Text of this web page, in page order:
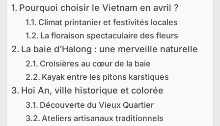
Pourquoi choisir le Vietnam en avril ?
Climat printanier et festivités locales
La floraison spectaculaire des fleurs
La baie d’Halong : une merveille naturelle
Croisières au cœur de la baie
Kayak entre les pitons karstiques
Hoi An, ville historique et colorée
Découverte du Vieux Quartier
Ateliers artisanaux traditionnels